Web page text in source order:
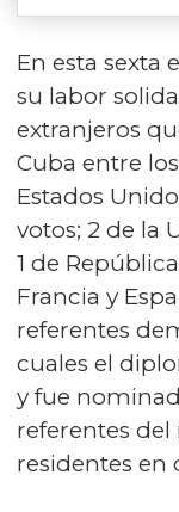
En esta sexta
su labor
extranjeros
Cuba entre
Estados
votos; 2 de la
1 de
Francia y
referentes
cuales el
y fue
referentes
residentes en